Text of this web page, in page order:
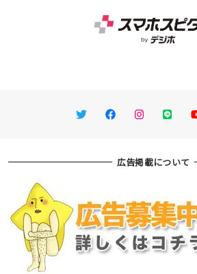
TwitterFacebookInstagram
LINE
広告掲載について